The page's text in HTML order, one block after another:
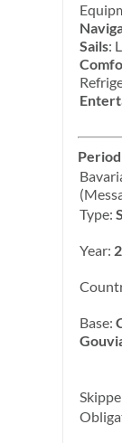
Sails:
Type:
Year:
Base: